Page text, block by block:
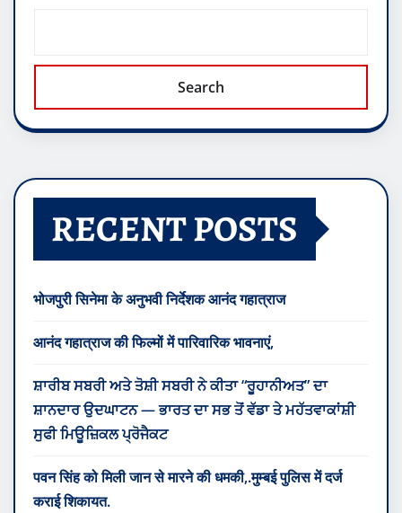
RECENT POSTS
आनंद गहात्राज की फिल्मों में पारिवारिक भावनाएं,
ਸ਼ਾਰੀਬ ਸਬਰੀ ਅਤੇ ਤੋਸ਼ੀ ਸਬਰੀ ਨੇ ਕੀਤਾ “ਰੂਹਾਨੀਅਤ” ਦਾ
ਸ਼ਾਨਦਾਰ ਉਦਘਾਟਨ — ਭਾਰਤ ਦਾ ਸਭ ਤੋਂ ਵੱਡਾ ਤੇ ਮਹੱਤਵਾਕਾਂਸ਼ੀ
ਸੁਫੀ ਮਿਊਜ਼ਿਕਲ ਪ੍ਰੋਜੈਕਟ